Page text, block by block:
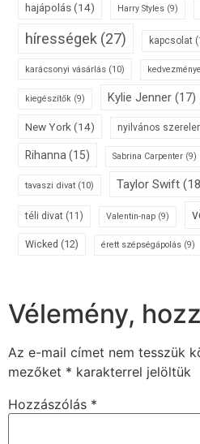
hajápolás(14) Harry Styles (9)
hírességek (27) kapcsolat
karácsonyi vásárlás (10)
kiegészítők (9) Kylie Jenner (17)
New York (14) nyilvános
Rihanna (15) Sabrina Carpenter (9)
tavaszi divat (10) Taylor Swift
téli divat (11) Valentin-nap (9)
Wicked (12) érett szépségápolás (9)
Vélemény,
Az e-mail címet nem tesszük
mezőket * karakterrel jelöltük
Hozzászólás *